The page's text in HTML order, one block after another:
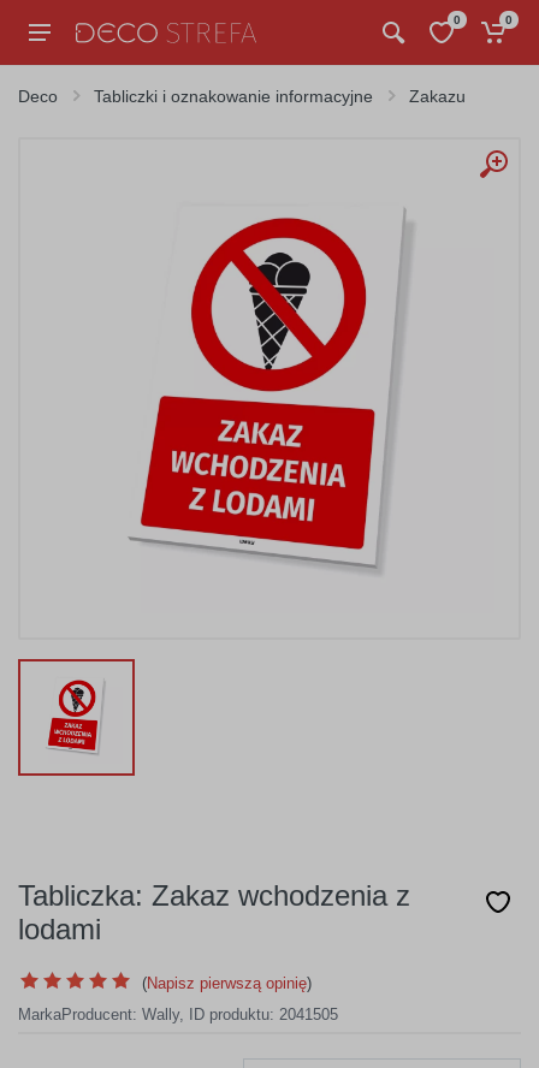
0 0
Deco Tabliczki i oznakowanie informacyjne Zakazu
Tabliczka: Zakaz wchodzenia z
lodami
(Napisz pierwszą opinię)
MarkaProducent: Wally, ID produktu: 2041505